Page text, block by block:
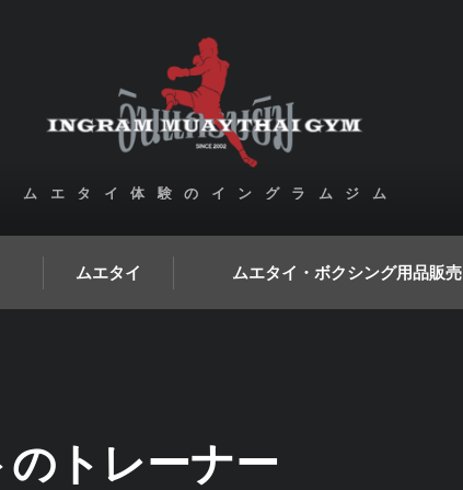
ムエタイ体験のイングラムジム
ムエタイ ムエタイ・ボクシング用品販売
のトレーナー